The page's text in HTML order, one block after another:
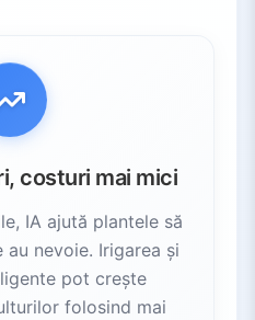
costuri mai mici
IA ajută plantele să
nevoie. Irigarea și
pot crește
folosind mai